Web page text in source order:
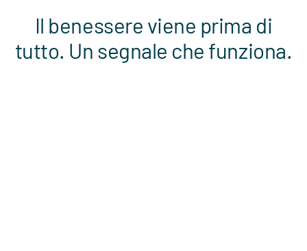
Il benessere viene prima di
tutto. Un segnale che funziona.